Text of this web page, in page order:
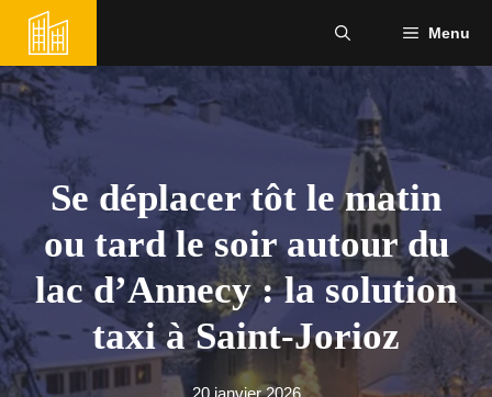
contenu
Menu
Se déplacer tôt le matin
ou tard le soir autour du
lac d’Annecy : la solution
taxi à Saint-Jorioz
20 janvier 2026